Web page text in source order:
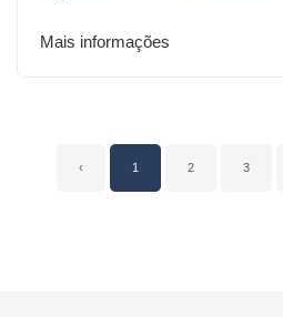
Mais informações
‹ 1 2 3